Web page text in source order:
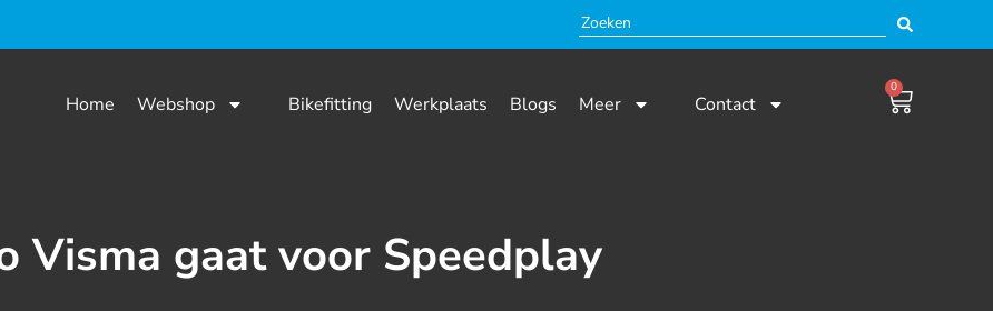
Home Webshop Bikefitting Werkplaats Blogs Meer Contact
0
Visma gaat voor Speedplay